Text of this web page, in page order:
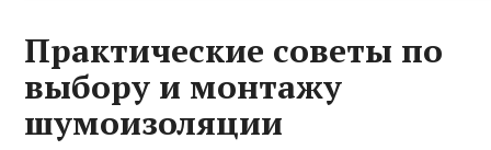
Практические советы по
выбору и монтажу
шумоизоляции